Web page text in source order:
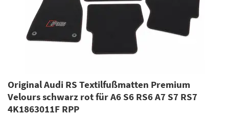
Original Audi RS Textilfußmatten Premium
Velours schwarz rot für A6 S6 RS6 A7 S7 RS7
4K1863011F RPP